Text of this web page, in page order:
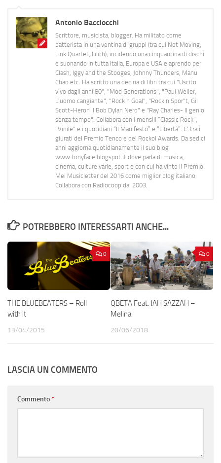
Antonio Bacciocchi
Scrittore, musicista, blogger. Ha militato come
batterista in una ventina di gruppi (tra cui Not Moving,
Link Quartet, Lilith), incidendo una cinquantina di dischi
e suonando in tutta Italia, Europa e USA e aprendo per
Clash, Iggy and the Stooges, Johnny Thunders, Manu
Chao etc. Ha scritto una decina di libri tra cui "Uscito
vivo dagli anni 80", "Mod Generations", "Paul Weller,
L’uomo cangiante", "Rock n Goal", "Rock n Spor"t, Gil
Scott-Heron Il Bob Dylan Nero" e "Ray Charles- Il genio
senza tempo". Collabora con i mensili “Classic Rock”,
"Vinile" e i quotidiani “Il Manifesto” e “Libertà”. E' tra i
giurati del Premio Tenco e del Rockol Awards. Da sedici
anni aggiorna quotidianamente il suo blog
www.tonyface.blogspot.it dove parla di musica,
cinema, culture varie, sport e con cui ha vinto il Premio
Mei Musicletter del 2016 come miglior blog italiano.
Collabora con Radiocoop dal 2003.
POTREBBERO INTERESSARTI ANCHE...
0
THE BLUEBEATERS – Roll
with it
13/04/2015
0
QBETA Feat. JAH SAZZAH –
Melina
20/06/2018
LASCIA UN COMMENTO
Commento*